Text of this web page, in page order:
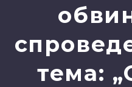
тема: